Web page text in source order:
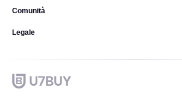
Comunità
Legale